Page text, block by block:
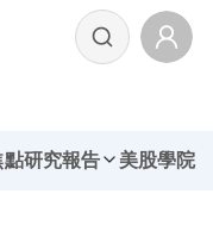
研究報告 美股學院